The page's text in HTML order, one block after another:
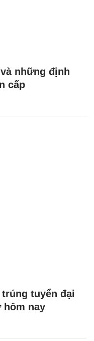
những định
cấp
tuyển đại
hôm nay